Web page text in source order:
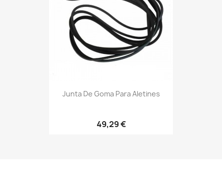
Junta De Goma Para Aletines
49,29 €